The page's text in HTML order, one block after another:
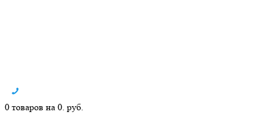
0 товаров на 0. руб.